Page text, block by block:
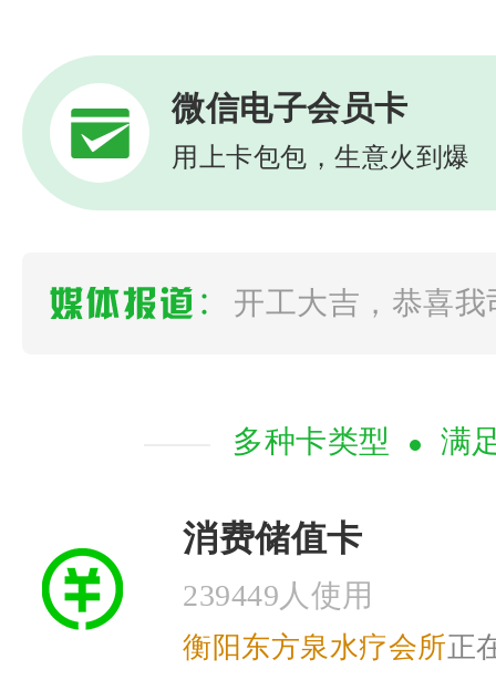
微信电子会员卡
用上卡包包，生意火到爆
多种卡类型 满
消费储值卡
239449人使用
衡阳东方泉水疗会所正在